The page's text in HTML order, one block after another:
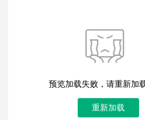
预览加载失败，请重新加
重新加载